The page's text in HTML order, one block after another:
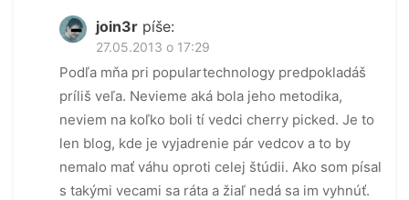
join3r píše:
27.05.2013 o 17:29
Podľa mňa pri populartechnology predpokladáš
príliš veľa. Nevieme aká bola jeho metodika,
neviem na koľko boli tí vedci cherry picked. Je to
len blog, kde je vyjadrenie pár vedcov a to by
nemalo mať váhu oproti celej štúdii. Ako som písal
s takými vecami sa ráta a žiaľ nedá sa im vyhnúť.